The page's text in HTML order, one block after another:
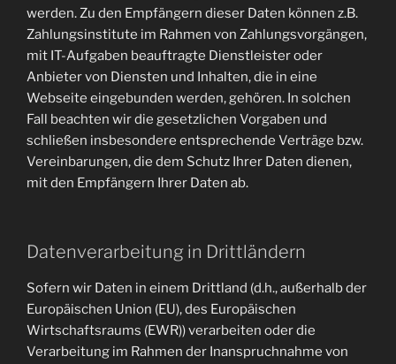
werden. Zu den Empfängern dieser Daten können z.B.
Zahlungsinstitute im Rahmen von Zahlungsvorgängen,
mit IT-Aufgaben beauftragte Dienstleister oder
Anbieter von Diensten und Inhalten, die in eine
Webseite eingebunden werden, gehören. In solchen
Fall beachten wir die gesetzlichen Vorgaben und
schließen insbesondere entsprechende Verträge bzw.
Vereinbarungen, die dem Schutz Ihrer Daten dienen,
mit den Empfängern Ihrer Daten ab.
Datenverarbeitung in Drittländern
Sofern wir Daten in einem Drittland (d.h., außerhalb der
Europäischen Union (EU), des Europäischen
Wirtschaftsraums (EWR)) verarbeiten oder die
Verarbeitung im Rahmen der Inanspruchnahme von